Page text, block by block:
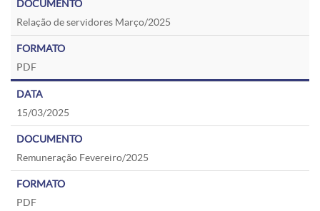
Relação de servidores Março/2025
PDF
15/03/2025
Remuneração Fevereiro/2025
PDF